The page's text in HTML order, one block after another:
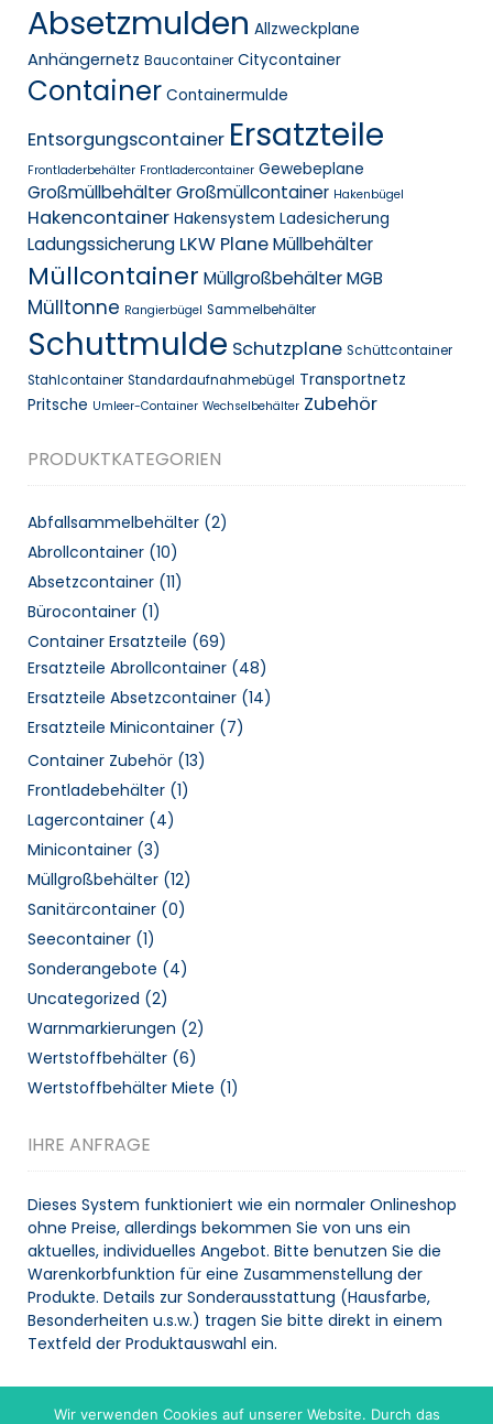
Absetzmulden Allzweckplane
Anhängernetz Baucontainer Citycontainer
Container Containermulde
Entsorgungscontainer Ersatzteile
Frontladerbehälter Frontladercontainer Gewebeplane
GroßmüllbehälterGroßmüllcontainer Hakenbügel
Hakencontainer Hakensystem Ladesicherung
Ladungssicherung LKW PlaneMüllbehälter
Müllcontainer Müllgroßbehälter MGB
Mülltonne Rangierbügel Sammelbehälter
Schuttmulde Schutzplane Schüttcontainer
Stahlcontainer Standardaufnahmebügel Transportnetz
Pritsche Umleer-Container Wechselbehälter Zubehör
PRODUKTKATEGORIEN
Abfallsammelbehälter (2)
Abrollcontainer (10)
Absetzcontainer (11)
Bürocontainer (1)
Container Ersatzteile (69)
Ersatzteile Abrollcontainer (48)
Ersatzteile Absetzcontainer (14)
Ersatzteile Minicontainer (7)
Container Zubehör (13)
Frontladebehälter (1)
Lagercontainer (4)
Minicontainer (3)
Müllgroßbehälter (12)
Sanitärcontainer (0)
Seecontainer (1)
Sonderangebote (4)
Uncategorized (2)
Warnmarkierungen (2)
Wertstoffbehälter (6)
Wertstoffbehälter Miete (1)
IHRE ANFRAGE
Dieses System funktioniert wie ein normaler Onlineshop
ohne Preise, allerdings bekommen Sie von uns ein
aktuelles, individuelles Angebot. Bitte benutzen Sie die
Warenkorbfunktion für eine Zusammenstellung der
Produkte. Details zur Sonderausstattung (Hausfarbe,
Besonderheiten u.s.w.) tragen Sie bitte direkt in einem
Textfeld der Produktauswahl ein.
Wir verwenden Cookies auf unserer Website. Durch das